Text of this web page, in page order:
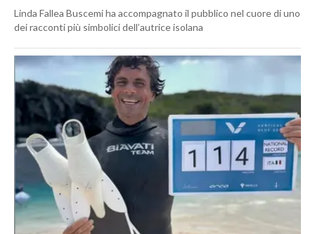
Linda Fallea Buscemi ha accompagnato il pubblico nel cuore di uno
dei racconti più simbolici dell’autrice isolana